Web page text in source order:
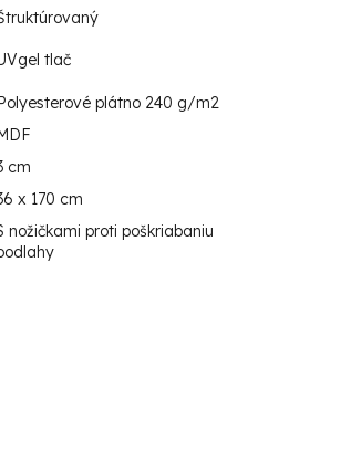
tlač
plátno 240 g/m2
cm
x 170 cm
nožičkami proti poškriabaniu